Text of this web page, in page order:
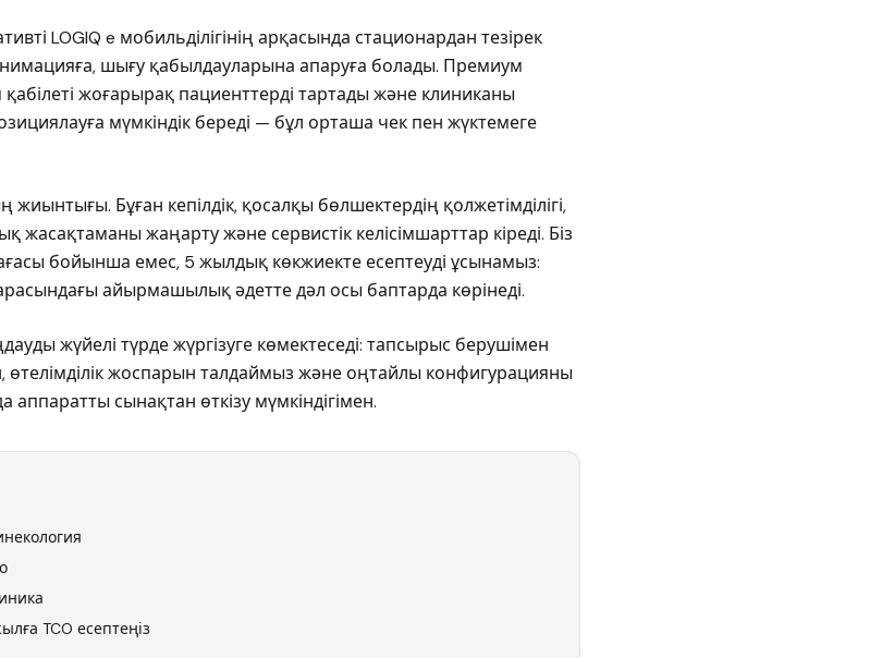
LOGIQ e мобильділігінің арқасында стационардан тезірек
шығу қабылдауларына апаруға болады. Премиум
жоғарырақ пациенттерді тартады және клиниканы
мүмкіндік береді — бұл орташа чек пен жүктемеге
Бұған кепілдік, қосалқы бөлшектердің қолжетімділігі,
жасақтаманы жаңарту және сервистік келісімшарттар кіреді. Біз
бойынша емес, 5 жылдық көкжиекте есептеуді ұсынамыз:
айырмашылық әдетте дәл осы баптарда көрінеді.
жүйелі түрде жүргізуге көмектеседі: тапсырыс берушімен
өтелімділік жоспарын талдаймыз және оңтайлы конфигурацияны
аппаратты сынақтан өткізу мүмкіндігімен.
TCO есептеңіз